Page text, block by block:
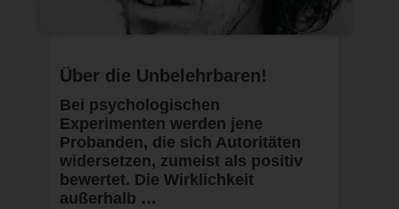
Über die Unbelehrbaren!
Bei psychologischen
Experimenten werden jene
Probanden, die sich Autoritäten
widersetzen, zumeist als positiv
bewertet. Die Wirklichkeit
außerhalb …